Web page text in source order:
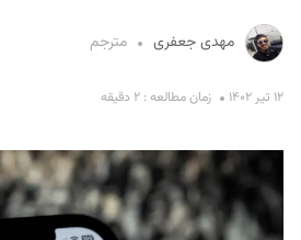
مهدی جعفری مترجم
۱۲ تیر ۱۴۰۲ زمان مطالعه : ۲ دقیقه